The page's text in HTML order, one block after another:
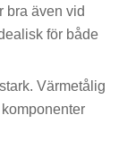
bra även vid
för både
Värmetålig